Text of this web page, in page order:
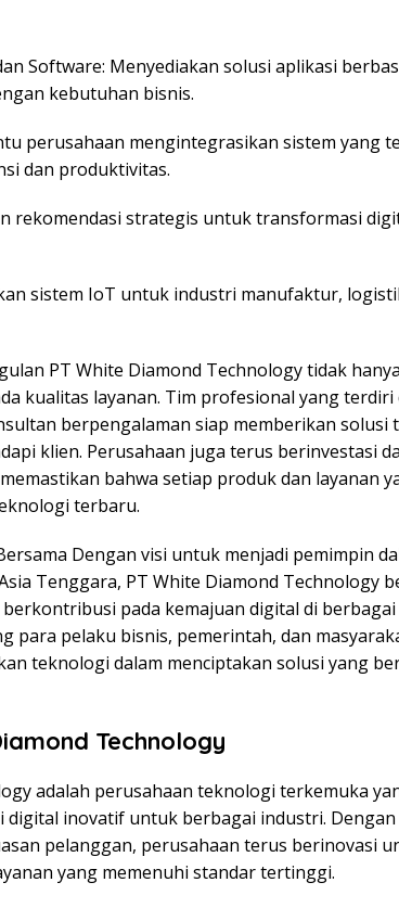
Software: Menyediakan solusi aplikasi
kebutuhan bisnis.
perusahaan mengintegrasikan sistem yang
dan produktivitas.
rekomendasi strategis untuk transformasi
sistem IoT untuk industri manufaktur,
PT White Diamond Technology tidak
kualitas layanan. Tim profesional yang terdiri
berpengalaman siap memberikan solusi
klien. Perusahaan juga terus berinvestasi
bahwa setiap produk dan layanan
terbaru.
Dengan visi untuk menjadi pemimpin
Tenggara, PT White Diamond Technology
pada kemajuan digital di
para pelaku bisnis, pemerintah, dan
teknologi dalam menciptakan solusi yang
Technology
adalah perusahaan teknologi terkemuka
digital inovatif untuk berbagai industri.
pelanggan, perusahaan terus berinovasi
yang memenuhi standar tertinggi.